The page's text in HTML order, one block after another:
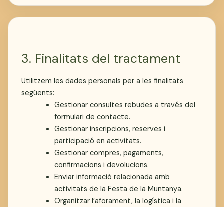
3. Finalitats del tractament
Utilitzem les dades personals per a les finalitats
següents:
Gestionar consultes rebudes a través del
formulari de contacte.
Gestionar inscripcions, reserves i
participació en activitats.
Gestionar compres, pagaments,
confirmacions i devolucions.
Enviar informació relacionada amb
activitats de la Festa de la Muntanya.
Organitzar l’aforament, la logística i la